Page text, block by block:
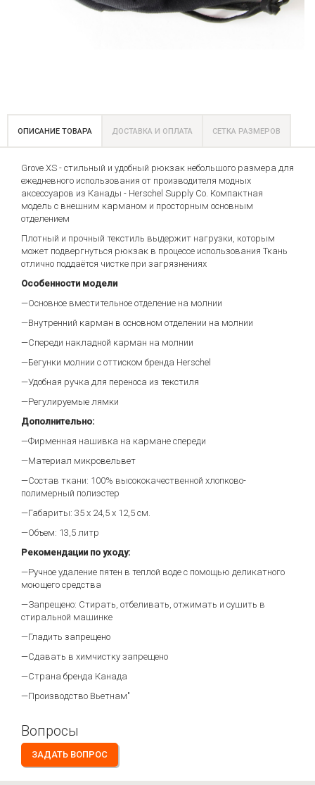
ОПИСАНИЕ ТОВАРА ДОСТАВКА И ОПЛАТА СЕТКА РАЗМЕРОВ
Grove XS - стильный и удобный рюкзак небольшого размера для
ежедневного использования от производителя модных
аксессуаров из Канады - Herschel Supply Co. Компактная
модель с внешним карманом и просторным основным
отделением
Плотный и прочный текстиль выдержит нагрузки, которым
может подвергнуться рюкзак в процессе использования Ткань
отлично поддаётся чистке при загрязнениях
Особенности модели
—Основное вместительное отделение на молнии
—Внутренний карман в основном отделении на молнии
—Спереди накладной карман на молнии
—Бегунки молнии с оттиском бренда Herschel
—Удобная ручка для переноса из текстиля
—Регулируемые лямки
Дополнительно:
—Фирменная нашивка на кармане спереди
—Материал микровельвет
—Состав ткани: 100% высококачественной хлопково-
полимерный полиэстер
—Габариты: 35 х 24,5 х 12,5 см.
—Объем: 13,5 литр
Рекомендации по уходу:
—Ручное удаление пятен в теплой воде с помощью деликатного
моющего средства
—Запрещено: Стирать, отбеливать, отжимать и сушить в
стиральной машинке
—Гладить запрещено
—Сдавать в химчистку запрещено
—Страна бренда Канада
—Производство Вьетнам"
Вопросы
ЗАДАТЬ ВОПРОС